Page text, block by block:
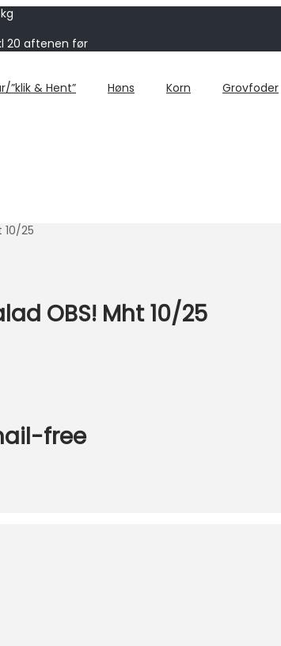
20 aftenen før
”klik & Hent” Høns Korn Grovfoder
10/25
OBS! Mht 10/25
free